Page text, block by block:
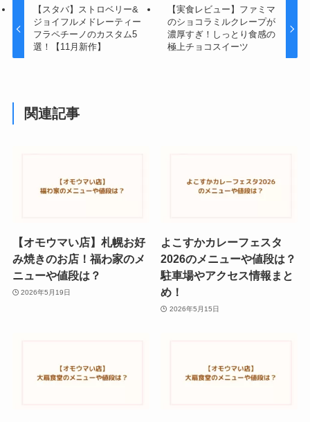
【スタバ】ストロベリー&
ジョイフルメドレーティー
フラペチーノのカスタム5
選！【11月新作】
【実食レビュー】ファミマ
のショコラミルクレープが
濃厚すぎ！しっとり食感の
極上チョコスイーツ
関連記事
【オモウマい店】札幌お好
み焼きのお店！福わ家のメ
ニューや値段は？
2026年5月19日
よこすかカレーフェスタ
2026のメニューや値段は？
駐車場やアクセス情報まと
め！
2026年5月15日